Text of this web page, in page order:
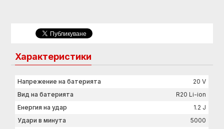
Характеристики
Напрежение на батерията
20 V
Вид на батерията
R20 Li-ion
Енергия на удар
1.2 J
Удари в минута
5000